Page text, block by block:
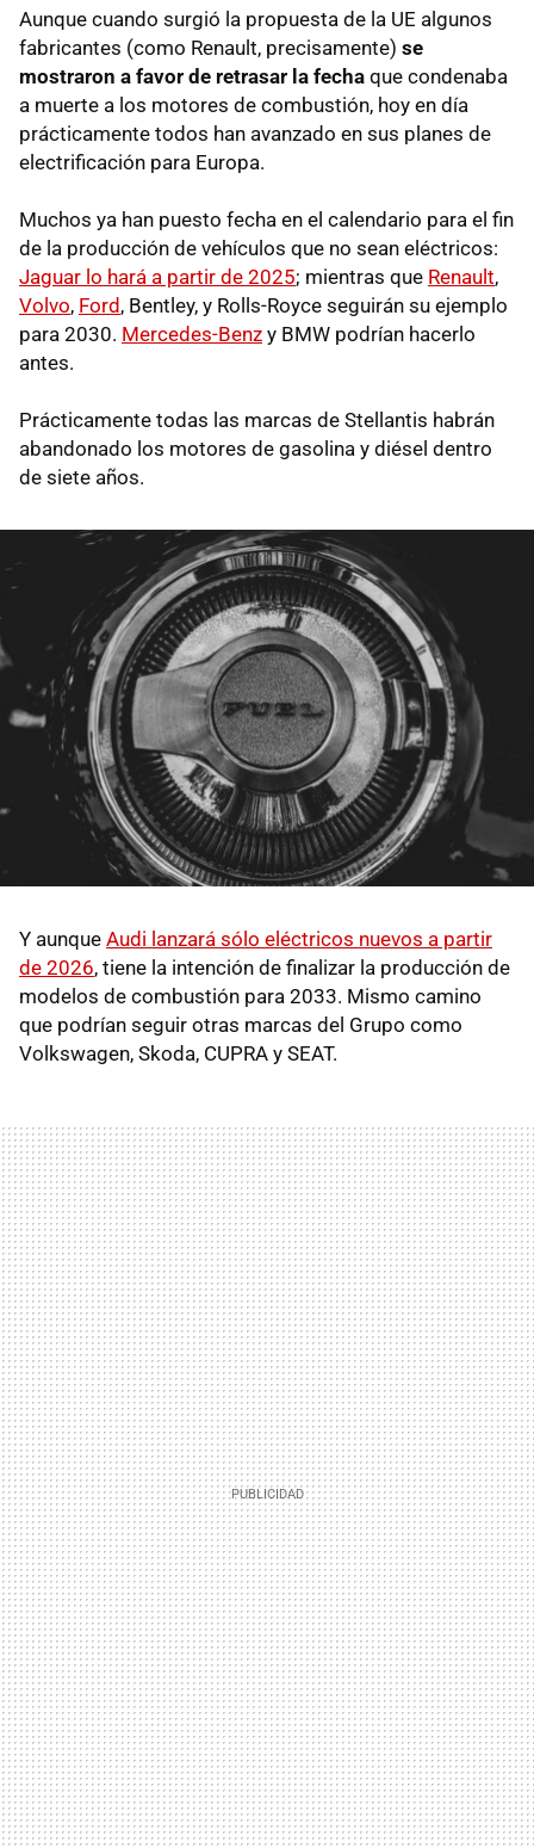
Aunque cuando surgió la propuesta de la UE algunos
fabricantes (como Renault, precisamente) se
mostraron a favor de retrasar la fecha que condenaba
a muerte a los motores de combustión, hoy en día
prácticamente todos han avanzado en sus planes de
electrificación para Europa.
Muchos ya han puesto fecha en el calendario para el fin
de la producción de vehículos que no sean eléctricos:
Jaguar lo hará a partir de 2025; mientras que Renault,
Volvo, Ford , Bentley, y Rolls-Royce seguirán su ejemplo
para 2030. Mercedes-Benz y BMW podrían hacerlo
antes.
Prácticamente todas las marcas de Stellantis habrán
abandonado los motores de gasolina y diésel dentro
de siete años.
Y aunque Audi lanzará sólo eléctricos nuevos a partir
de 2026, tiene la intención de finalizar la producción de
modelos de combustión para 2033. Mismo camino
que podrían seguir otras marcas del Grupo como
Volkswagen, Skoda, CUPRA y SEAT.